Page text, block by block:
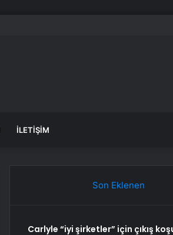
İLETIŞIM
Son Eklenen
Carlyle “iyi şirketler” için çıkış